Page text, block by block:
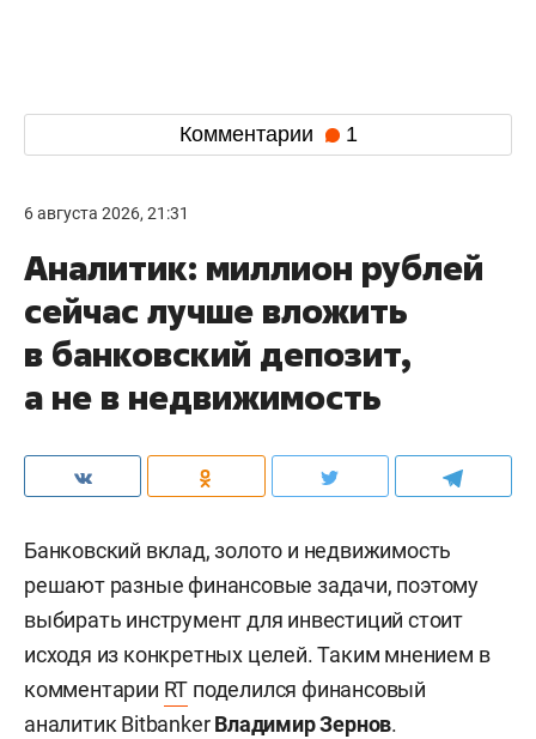
Комментарии 1
6 августа 2026, 21:31
Аналитик: миллион рублей
сейчас лучше вложить
в банковский депозит,
а не в недвижимость
Банковский вклад, золото и недвижимость
решают разные финансовые задачи, поэтому
выбирать инструмент для инвестиций стоит
исходя из конкретных целей. Таким мнением в
комментарии RT поделился финансовый
аналитик BitbankerВладимир Зернов.